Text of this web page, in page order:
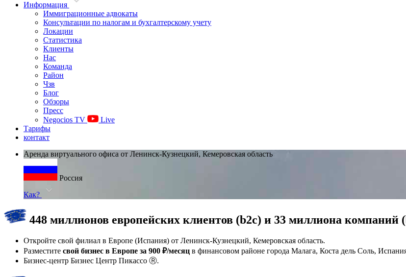
Информация
Иммиграционные адвокаты
Консультации по налогам и бухгалтерскому учету
Локации
Статистика
Клиенты
Нас
Команда
Район
Чзв
Блог
Обзоры
Пресс
Negocios TV
Live
Тарифы
контакт
Аренда виртуального офиса от Ленинск-Кузнецкий, Кемеровская область
Россия
Как?
448 миллионов европейских клиентов (b2c) и 33 миллиона компаний
Откройте свой филиал в Европе (Испания) от Ленинск-Кузнецкий, Кемеровская область.
Разместите свой бизнес в Европе за 900 ₽/месяц в финансовом районе города Малага, Коста дель Соль,
Бизнес-центр Бизнес Центр Пикассо Ⓡ.